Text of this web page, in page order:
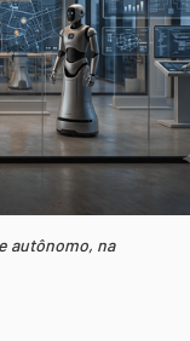
autônomo, na